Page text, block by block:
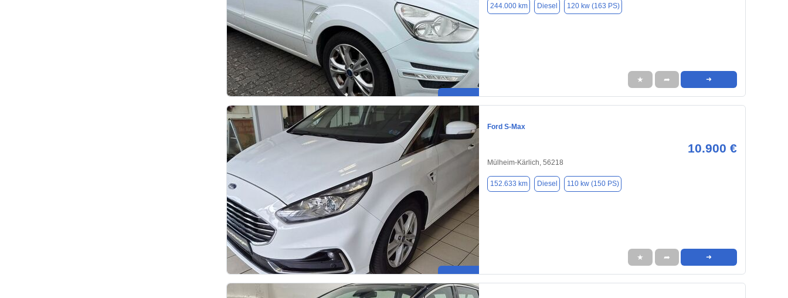
244.000 km Diesel 120 kw (163 PS)
★ ➦ ➜
Ford S-Max
10.900 €
Mülheim-Kärlich, 56218
152.633 km Diesel 110 kw (150 PS)
★ ➦ ➜